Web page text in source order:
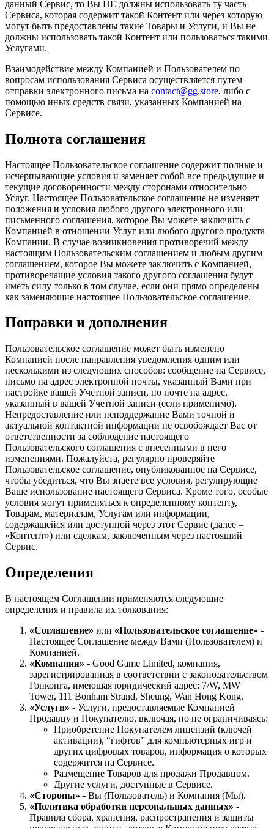
данный Сервис, то Вы НЕ должны использовать ту часть
Сервиса, которая содержит такой Контент или через которую
могут быть предоставлены такие Товары и Услуги, и Вы не
должны использовать такой Контент или пользоваться такими
Услугами.
Взаимодействие между Компанией и Пользователем по
вопросам использования Сервиса осуществляется путем
отправки электронного письма на contact@gg.store, либо с
помощью иных средств связи, указанных Компанией на
Сервисе.
Полнота соглашения
Настоящее Пользовательское соглашение содержит полные и
исчерпывающие условия и заменяет собой все предыдущие и
текущие договоренности между сторонами относительно
Услуг. Настоящее Пользовательское соглашение не изменяет
положения и условия любого другого электронного или
письменного соглашения, которое Вы можете заключить с
Компанией в отношении Услуг или любого другого продукта
Компании. В случае возникновения противоречий между
настоящим Пользовательским соглашением и любым другим
соглашением, которое Вы можете заключить с Компанией,
противоречащие условия такого другого соглашения будут
иметь силу только в том случае, если они прямо определены
как заменяющие настоящее Пользовательское соглашение.
Поправки и дополнения
Пользовательское соглашение может быть изменено
Компанией после направления уведомления одним или
несколькими из следующих способов: сообщение на Сервисе,
письмо на адрес электронной почты, указанный Вами при
настройке вашей Учетной записи, по почте на адрес,
указанный в вашей Учетной записи (если применимо).
Непредоставление или неподдержание Вами точной и
актуальной контактной информации не освобождает Вас от
ответственности за соблюдение настоящего
Пользовательского соглашения с внесенными в него
изменениями. Пожалуйста, регулярно проверяйте
Пользовательское соглашение, опубликованное на Сервисе,
чтобы убедиться, что Вы знаете все условия, регулирующие
Ваше использование настоящего Сервиса. Кроме того, особые
условия могут применяться к определенному контенту,
Товарам, материалам, Услугам или информации,
содержащейся или доступной через этот Сервис (далее –
«Контент») или сделкам, заключенным через настоящий
Сервис.
Определения
В настоящем Соглашении применяются следующие
определения и правила их толкования:
«Соглашение» или «Пользовательское соглашение» -
Настоящее Соглашение между Вами (Пользователем) и
Компанией.
«Компания» - Good Game Limited, компания,
зарегистрированная в соответствии с законодательством
Гонконга, имеющая юридический адрес: 7/W, MW
Tower, 111 Bonham Strand, Sheung, Wan Hong Kong.
«Услуги» - Услуги, предоставляемые Компанией
Продавцу и Покупателю, включая, но не ограничиваясь:
Приобретение Покупателем лицензий (ключей
активации), “гифтов” для компьютерных игр и
других цифровых товаров, информация о которых
содержится на Сервисе.
Размещение Товаров для продажи Продавцом.
Другие услуги, доступные в Сервисе.
«Стороны» - Вы (Пользователь) и Компания (Мы).
«Политика обработки персональных данных» -
Правила сбора, хранения, распространения и защиты